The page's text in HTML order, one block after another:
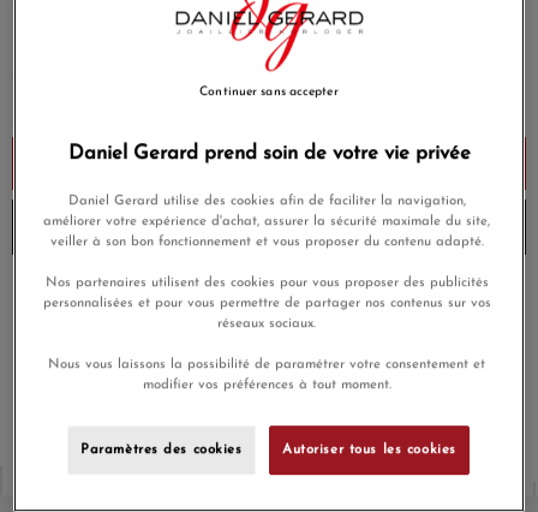
Payez seulement 630 € aujourd'hui
Ajouter au panier
Livré chez vous la semaine prochaine
Livraison gratuite
Payez en 4x ou 10x
Paiement sécurisé
Satisfait ou
remboursé
Daniel Gerard prend soin de votre vie privée
Daniel Gerard utilise des cookies afin de faciliter la navigation,
améliorer votre expérience d'achat, assurer la sécurité maximale du site,
veiller à son bon fonctionnement et vous proposer du contenu adapté.
Nos partenaires utilisent des cookies pour vous proposer des publicités
personnalisées et pour vous permettre de partager nos contenus sur vos
réseaux sociaux.
Nous vous laissons la possibilité de paramétrer votre consentement et
modifier vos préférences à tout moment.
Paramètres des cookies Autoriser tous les cookies
Continuer sans accepter